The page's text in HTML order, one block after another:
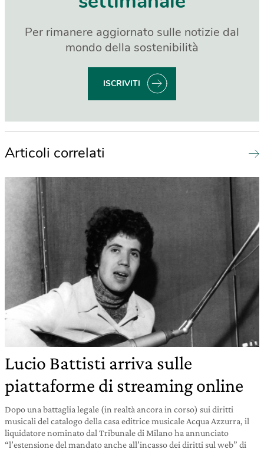
Per rimanere aggiornato sulle notizie dal
mondo della sostenibilità
ISCRIVITI
Articoli correlati
Lucio Battisti arriva sulle
piattaforme di streaming online
Dopo una battaglia legale (in realtà ancora in corso) sui diritti
musicali del catalogo della casa editrice musicale Acqua Azzurra, il
liquidatore nominato dal Tribunale di Milano ha annunciato
“l’estensione del mandato anche all’incasso dei diritti sul web” di